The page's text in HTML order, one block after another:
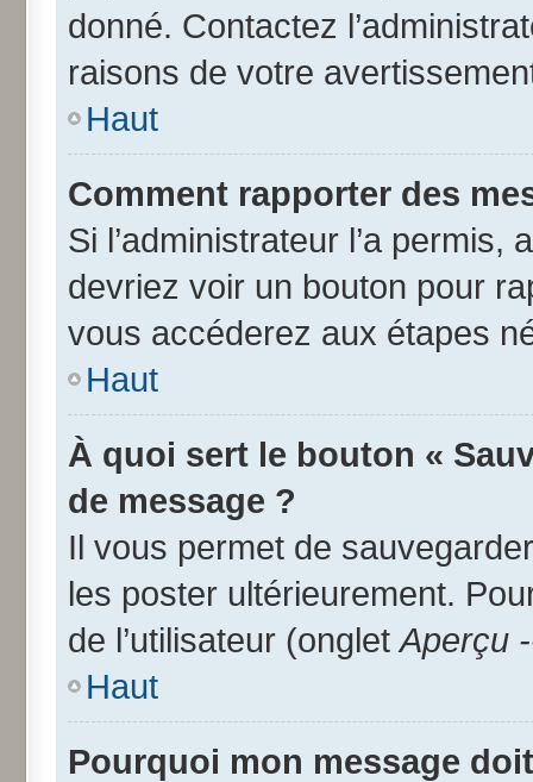
donné. Contactez
raisons de votre
Haut
Comment rapporter des
Si l’administrateur l’a
devriez voir un bouton pour
vous accéderez aux étapes
Haut
À quoi sert le bouton «
de message ?
Il vous permet de
les poster ultérieurement.
de l’utilisateur (onglet Aperçu
Haut
Pourquoi mon message